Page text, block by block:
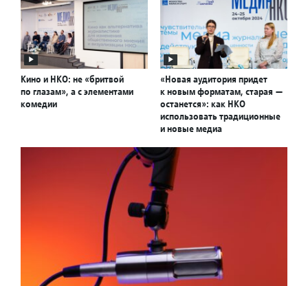
Кино и НКО: не «бритвой
по глазам», а с элементами
комедии
«Новая аудитория придет
к новым форматам, старая —
останется»: как НКО
использовать традиционные
и новые медиа